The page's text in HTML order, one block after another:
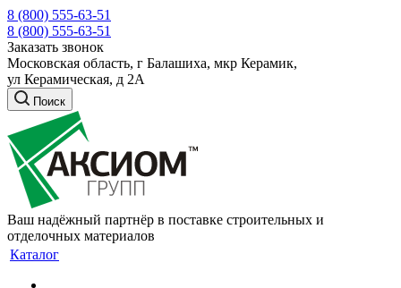
8 (800) 555-63-51
8 (800) 555-63-51
Заказать звонок
Московская область, г Балашиха, мкр Керамик,
ул Керамическая, д 2А
Поиск
Ваш надёжный партнёр в поставке строительных и
отделочных материалов
Каталог